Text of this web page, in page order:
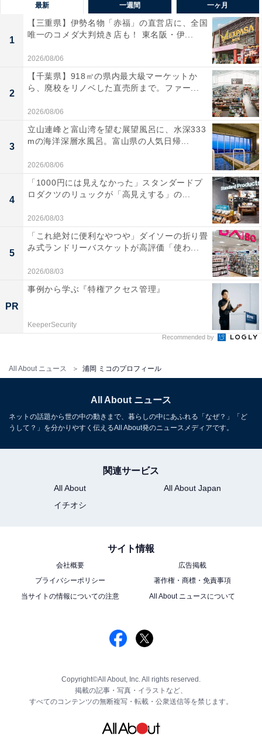
All About ニュース 浦岡 ミコのプロフィール
最新 一週間 一ヶ月
1
【三重県】伊勢名物「赤福」の直営店に、全国
唯一のコメダ大判焼き店も！ 東名阪・伊...
2026/08/06
2
【千葉県】918㎡の県内最大級マーケットか
ら、廃校をリノベした直売所まで。ファー...
2026/08/06
3
立山連峰と富山湾を望む展望風呂に、水深333
mの海洋深層水風呂。富山県の人気日帰...
2026/08/06
4
「1000円には見えなかった」スタンダードプ
ロダクツのリュックが「高見えする」の...
2026/08/03
5
「これ絶対に便利なやつや」ダイソーの折り畳
み式ランドリーバスケットが高評価「使わ...
2026/08/03
PR
事例から学ぶ『特権アクセス管理』
KeeperSecurity
Recommended by
All About ニュース
ネットの話題から世の中の動きまで、暮らしの中にあふれる「なぜ？」「ど
うして？」を分かりやすく伝えるAll About発のニュースメディアです。
関連サービス
All About
All About Japan
イチオシ
サイト情報
会社概要
広告掲載
プライバシーポリシー
著作権・商標・免責事項
当サイトの情報についての注意
All About ニュースについて
Copyright©All About, Inc. All rights reserved.
掲載の記事・写真・イラストなど、
すべてのコンテンツの無断複写・転載・公衆送信等を禁じます。